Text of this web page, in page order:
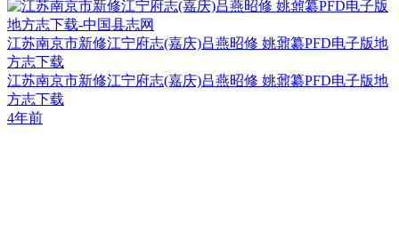
江苏南京市新修江宁府志(嘉庆)吕燕昭修 姚鼐纂PFD电子版地
方志下载
江苏南京市新修江宁府志(嘉庆)吕燕昭修 姚鼐纂PFD电子版地
方志下载
4年前